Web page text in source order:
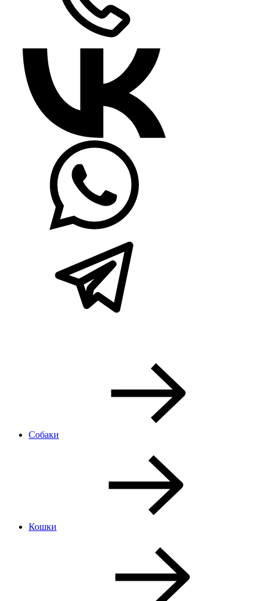
Собаки
Кошки